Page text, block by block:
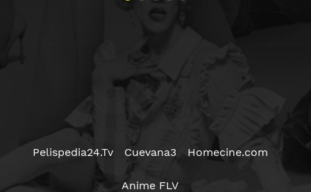
Pelispedia24.Tv Cuevana3 Homecine.com
Anime FLV